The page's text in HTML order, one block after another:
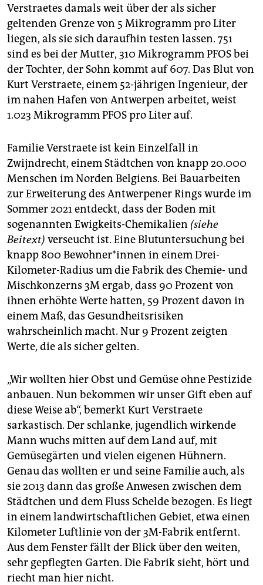
Verstraetes damals weit über der als sicher
geltenden Grenze von 5 Mikrogramm pro Liter
liegen, als sie sich daraufhin testen lassen. 751
sind es bei der Mutter, 310 Mikrogramm PFOS bei
der Tochter, der Sohn kommt auf 607. Das Blut von
Kurt Verstraete, einem 52-jährigen Ingenieur, der
im nahen Hafen von Antwerpen arbeitet, weist
1.023 Mikrogramm PFOS pro Liter auf.
Familie Verstraete ist kein Einzelfall in
Zwijndrecht, einem Städtchen von knapp 20.000
Menschen im Norden Belgiens. Bei Bauarbeiten
zur Erweiterung des Antwerpener Rings wurde im
Sommer 2021 entdeckt, dass der Boden mit
sogenannten Ewigkeits-Chemikalien (siehe
Beitext) verseucht ist. Eine Blutuntersuchung bei
knapp 800 Be­woh­ne­r*in­nen in einem Drei-
Kilometer-Radius um die Fabrik des Chemie- und
Mischkonzerns 3M ergab, dass 90 Prozent von
ihnen erhöhte Werte hatten, 59 Prozent davon in
einem Maß, das Gesundheitsrisiken
wahrscheinlich macht. Nur 9 Prozent zeigten
Werte, die als sicher gelten.
„Wir wollten hier Obst und Gemüse ohne Pestizide
anbauen. Nun bekommen wir unser Gift eben auf
diese Weise ab“, bemerkt Kurt Verstrae­te
sarkastisch. Der schlanke, jugendlich wirkende
Mann wuchs mitten auf dem Land auf, mit
Gemüsegärten und vielen eigenen Hühnern.
Genau das wollten er und seine Familie auch, als
sie 2013 dann das große Anwesen zwischen dem
Städtchen und dem Fluss Schelde bezogen. Es liegt
in einem landwirtschaftlichen Gebiet, etwa einen
Kilometer Luftlinie von der 3M-Fabrik entfernt.
Aus dem Fenster fällt der Blick über den weiten,
sehr gepflegten Garten. Die Fabrik sieht, hört und
riecht man hier nicht.